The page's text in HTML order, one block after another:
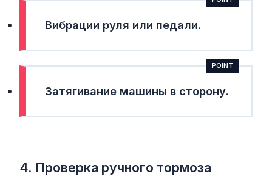
Вибрации руля или педали.
Затягивание машины в сторону.
4. Проверка ручного тормоза